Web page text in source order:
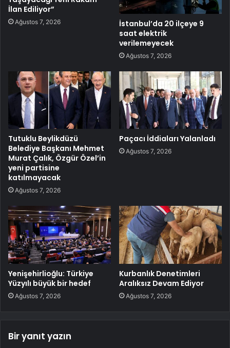
İlan Ediliyor”
Ağustos 7, 2026
İstanbul’da 20 ilçeye 9
saat elektrik
verilemeyecek
Ağustos 7, 2026
Tutuklu Beylikdüzü
Belediye Başkanı Mehmet
Murat Çalık, Özgür Özel’in
yeni partisine
katılmayacak
Ağustos 7, 2026
Paçacı İddiaları Yalanladı
Ağustos 7, 2026
Yenişehirlioğlu: Türkiye
Yüzyılı büyük bir hedef
Ağustos 7, 2026
Kurbanlık Denetimleri
Aralıksız Devam Ediyor
Ağustos 7, 2026
Bir yanıt yazın